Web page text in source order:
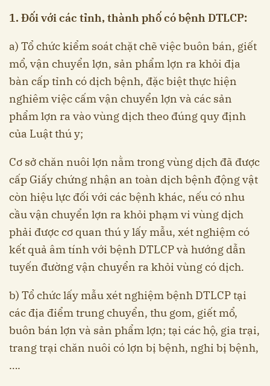
1. Đối với các tỉnh, thành phố có bệnh DTLCP:
a) Tổ chức kiểm soát chặt chẽ việc buôn bán, giết
mổ, vận chuyển lợn, sản phẩm lợn ra khỏi địa
bàn cấp tỉnh có dịch bệnh, đặc biệt thực hiện
nghiêm việc cấm vận chuyển lợn và các sản
phẩm lợn ra vào vùng dịch theo đúng quy định
của Luật thú y;
Cơ sở chăn nuôi lợn nằm trong vùng dịch đã được
cấp Giấy chứng nhận an toàn dịch bệnh động vật
còn hiệu lực đối với các bệnh khác, nếu có nhu
cầu vận chuyển lợn ra khỏi phạm vi vùng dịch
phải được cơ quan thú y lấy mẫu, xét nghiệm có
kết quả âm tính với bệnh DTLCP và hướng dẫn
tuyến đường vận chuyển ra khỏi vùng có dịch.
b) Tổ chức lấy mẫu xét nghiệm bệnh DTLCP tại
các địa điểm trung chuyển, thu gom, giết mổ,
buôn bán lợn và sản phẩm lợn; tại các hộ, gia trại,
trang trại chăn nuôi có lợn bị bệnh, nghi bị bệnh,
….